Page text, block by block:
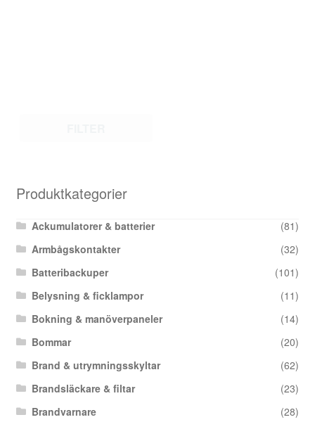
Produktkategorier
Ackumulatorer & batterier
(81)
Armbågskontakter
(32)
Batteribackuper
(101)
Belysning & ficklampor
(11)
Bokning & manöverpaneler
(14)
Bommar
(20)
Brand & utrymningsskyltar
(62)
Brandsläckare & filtar
(23)
Brandvarnare
(28)